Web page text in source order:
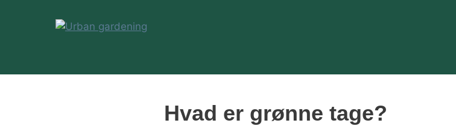
gardening
Hvad er grønne tage?